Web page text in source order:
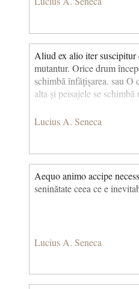
Aliud ex alio iter suscipitur
mutantur. Orice drum
schimbă înfăţişarea. sau O
alta și peisajele se
Lucius A. Seneca
Aequo animo accipe
seninătate ceea ce e
Lucius A. Seneca